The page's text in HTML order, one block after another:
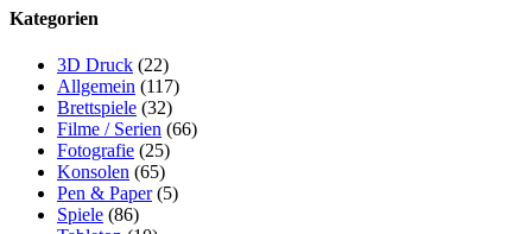
Kategorien
3D Druck (22)
Allgemein (117)
Brettspiele (32)
Filme / Serien (66)
Fotografie (25)
Konsolen (65)
Pen & Paper(5)
Spiele (86)